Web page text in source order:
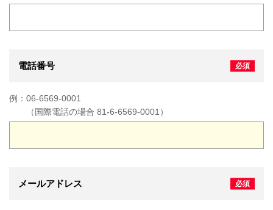
電話番号
例： 06-6569-0001
（国際電話の場合 81-6-6569-0001）
メールアドレス